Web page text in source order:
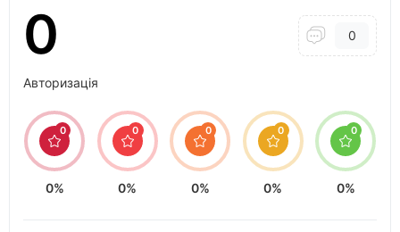
0 0
Авторизація
0
0%
0
0%
0
0%
0
0%
0
0%